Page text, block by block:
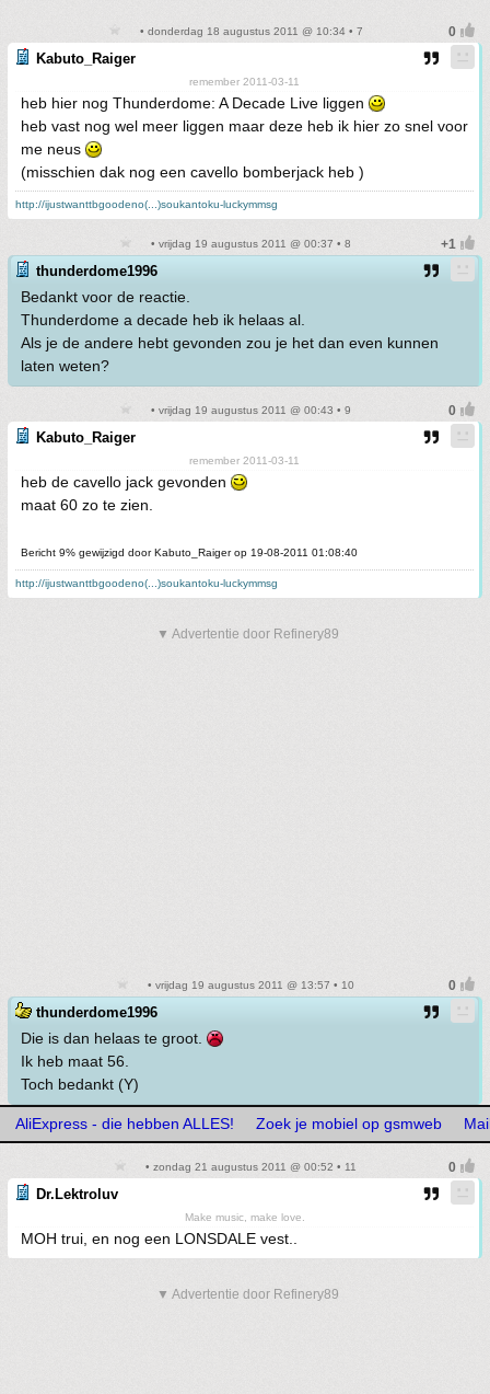
• donderdag 18 augustus 2011 @ 10:34 • 7
Kabuto_Raiger
remember 2011-03-11
heb hier nog Thunderdome: A Decade Live liggen
heb vast nog wel meer liggen maar deze heb ik hier zo snel voor
me neus
(misschien dak nog een cavello bomberjack heb )
http://ijustwanttbgoodeno(...)soukantoku-luckymmsg
• vrijdag 19 augustus 2011 @ 00:37 • 8
thunderdome1996
Bedankt voor de reactie.
Thunderdome a decade heb ik helaas al.
Als je de andere hebt gevonden zou je het dan even kunnen
laten weten?
• vrijdag 19 augustus 2011 @ 00:43 • 9
Kabuto_Raiger
remember 2011-03-11
heb de cavello jack gevonden
maat 60 zo te zien.
Bericht 9% gewijzigd door Kabuto_Raiger op 19-08-2011 01:08:40
http://ijustwanttbgoodeno(...)soukantoku-luckymmsg
▼ Advertentie door Refinery89
• vrijdag 19 augustus 2011 @ 13:57 • 10
thunderdome1996
Die is dan helaas te groot.
Ik heb maat 56.
Toch bedankt (Y)
AliExpress - die hebben ALLES! Zoek je mobiel op gsmweb
• zondag 21 augustus 2011 @ 00:52 • 11
Dr.Lektroluv
Make music, make love.
MOH trui, en nog een LONSDALE vest..
▼ Advertentie door Refinery89